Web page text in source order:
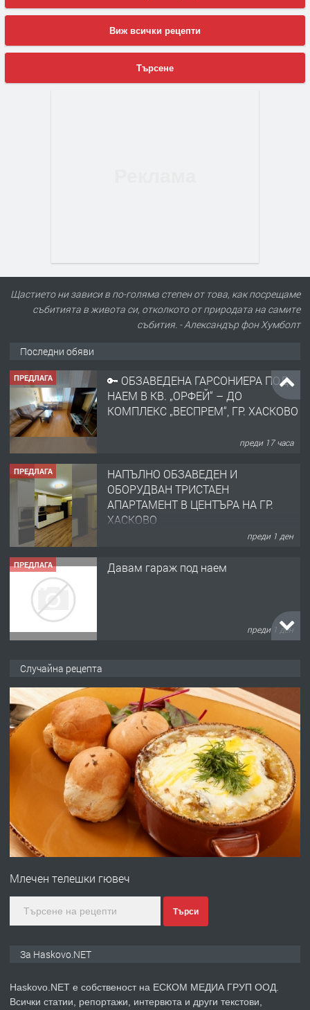
Виж всички рецепти
Търсене
Щастието ни зависи в по-голяма степен от това, как посрещаме
събитията в живота си, отколкото от природата на самите
събития. - Александър фон Хумболт
Последни обяви
ПРЕДЛАГА
НАПЪЛНО ОБЗАВЕДЕН И
ОБОРУДВАН ТРИСТАЕН
АПАРТАМЕНТ В ЦЕНТЪРА НА ГР.
преди 1 ден
ПРЕДЛАГА Давам гараж под наем
преди 1 ден
ПРЕДЛАГА
№4120 Магазин/Офис под наем в кв.
преди 1 ден
КУБА
преди 2 дни
ПРЕДЛАГА
Продавам парцел в гр. Хасково кв.
Хисаря до ток, вода,канализация,
асфалт 0889 537 426
преди 2 дни
ПРЕДЛАГА СГЛОБЯВАНЕ НА МЕБЕЛИ.
преди 2 дни
Случайна рецепта
Млечен телешки гювеч
Търси
За Haskovo.NET
Haskovo.NET е собственост на ЕСКОМ МЕДИА ГРУП ООД.
Всички статии, репортажи, интервюта и други текстови,